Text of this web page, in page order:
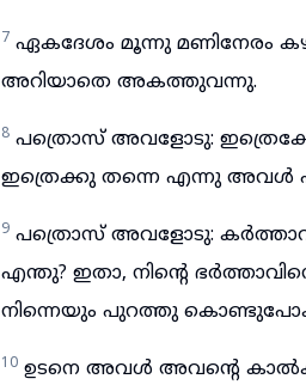
7 ഏകദേശം മൂന്നു മണിനേരം
അറിയാതെ അകത്തുവന്നു.
8 പത്രൊസ് അവളോടു:
ഇത്രെക്കു തന്നെ എന്നു അവൾ
9 പത്രൊസ് അവളോടു:
എന്തു? ഇതാ, നിന്റെ
നിന്നെയും പുറത്തു
10 ഉടനെ അവൾ അവന്റെ